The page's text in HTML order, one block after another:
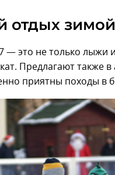
отдых зимой
— это не только лыжи
Предлагают также
приятны походы в